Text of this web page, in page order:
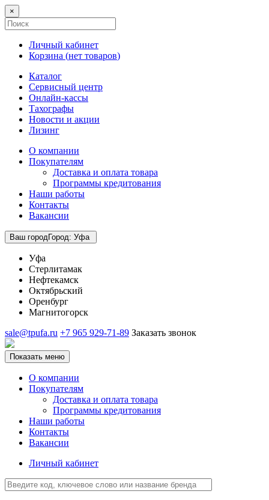
×
Личный кабинет
Корзина (нет товаров)
Каталог
Сервисный центр
Онлайн-кассы
Тахографы
Новости и акции
Лизинг
О компании
Покупателям
Доставка и оплата товара
Программы кредитования
Наши работы
Контакты
Вакансии
Ваш городГород: Уфа
Уфа
Стерлитамак
Нефтекамск
Октябрьский
Оренбург
Магнитогорск
sale@tpufa.ru +7 965 929-71-89 Заказать звонок
Показать меню
О компании
Покупателям
Доставка и оплата товара
Программы кредитования
Наши работы
Контакты
Вакансии
Личный кабинет